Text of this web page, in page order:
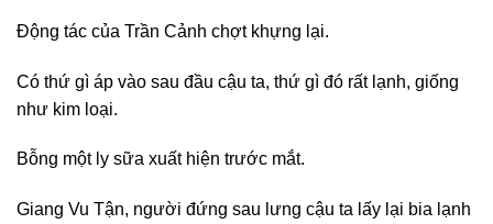
Động tác của Trần Cảnh chợt khựng lại.
Có thứ gì áp vào sau đầu cậu ta, thứ gì đó rất lạnh, giống
như kim loại.
Bỗng một ly sữa xuất hiện trước mắt.
Giang Vu Tận, người đứng sau lưng cậu ta lấy lại bia lạnh